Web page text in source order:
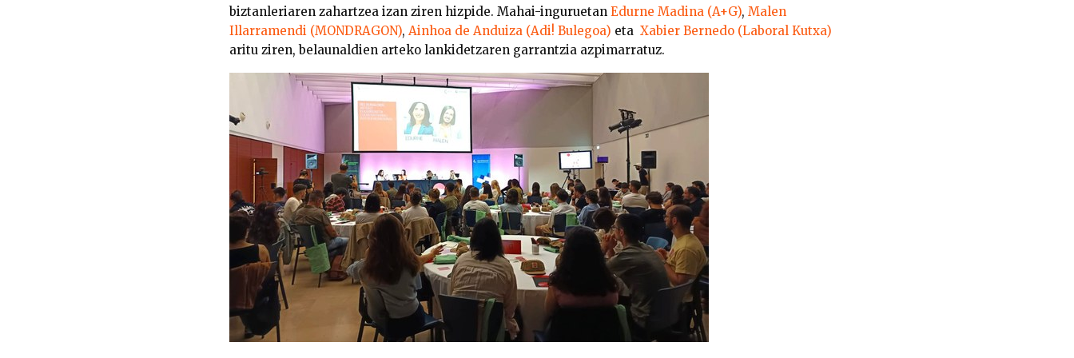
biztanleriaren zahartzea izan ziren hizpide. Mahai-inguruetan Edurne Madina (A+G), Malen
Illarramendi (MONDRAGON), Ainhoa de Anduiza (Adi! Bulegoa) eta Xabier Bernedo (Laboral Kutxa)
aritu ziren, belaunaldien arteko lankidetzaren garrantzia azpimarratuz.